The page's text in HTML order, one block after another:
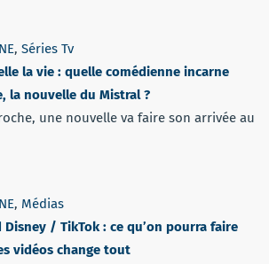
, Séries Tv
la vie : quelle comédienne incarne
la nouvelle du Mistral ?
une nouvelle va faire son arrivée au
, Médias
Disney / TikTok : ce qu’on pourra faire
vidéos change tout